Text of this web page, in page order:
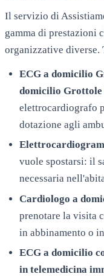
Il servizio di
gamma di prestazioni
organizzative diverse.
ECG a domicilio
domicilio Grottole
elettrocardiografo
dotazione agli
vuole spostarsi: il
necessaria
Cardiologo a
prenotare la visita
in abbinamento o
ECG a domicilio
in telemedicina